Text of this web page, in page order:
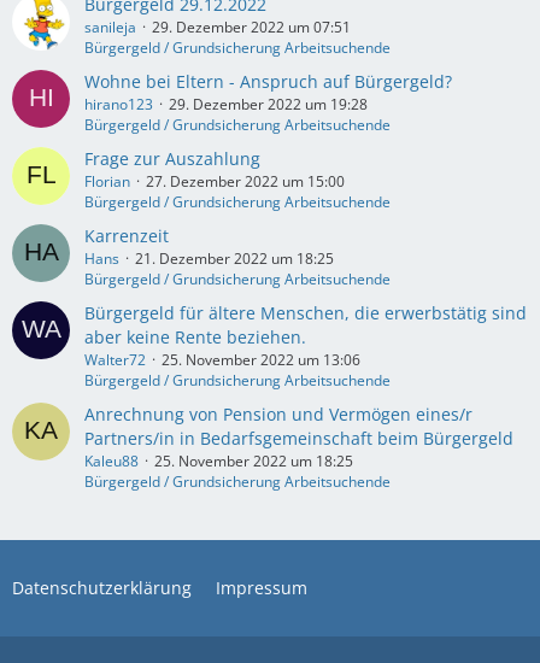
sanileja
29. Dezember 2022 um 07:51
Bürgergeld / Grundsicherung Arbeitsuchende
Wohne bei Eltern - Anspruch auf Bürgergeld?
hirano123
29. Dezember 2022 um 19:28
Bürgergeld / Grundsicherung Arbeitsuchende
Frage zur Auszahlung
Florian
27. Dezember 2022 um 15:00
Bürgergeld / Grundsicherung Arbeitsuchende
Karrenzeit
Hans
21. Dezember 2022 um 18:25
Bürgergeld / Grundsicherung Arbeitsuchende
Bürgergeld für ältere Menschen, die erwerbstätig sind
aber keine Rente beziehen.
Walter72
25. November 2022 um 13:06
Bürgergeld / Grundsicherung Arbeitsuchende
Anrechnung von Pension und Vermögen eines/r
Partners/in in Bedarfsgemeinschaft beim Bürgergeld
Kaleu88
25. November 2022 um 18:25
Bürgergeld / Grundsicherung Arbeitsuchende
Datenschutzerklärung Impressum